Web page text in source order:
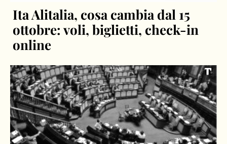
Ita Alitalia, cosa cambia dal 15
ottobre: voli, biglietti, check-in
online